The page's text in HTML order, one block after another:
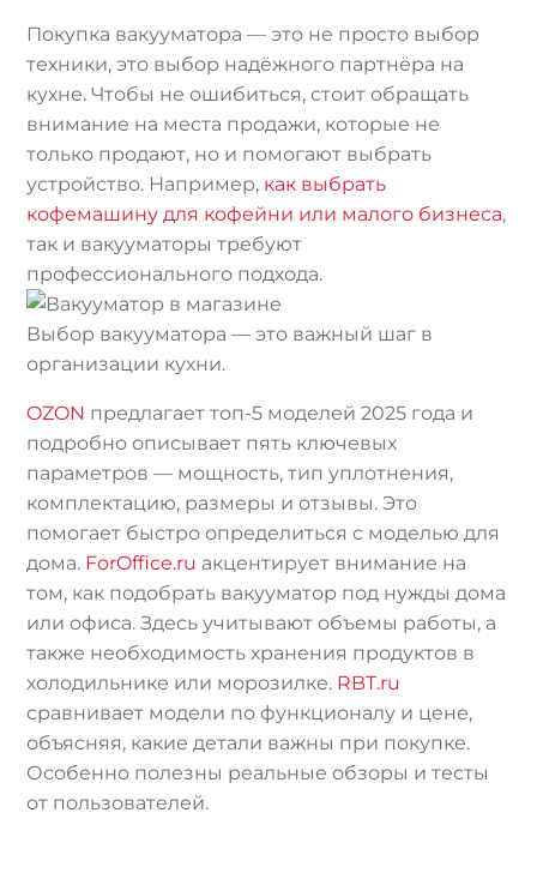
Покупка вакууматора — это не просто выбор
техники, это выбор надёжного партнёра на
кухне. Чтобы не ошибиться, стоит обращать
внимание на места продажи, которые не
только продают, но и помогают выбрать
устройство. Например, как выбрать
кофемашину для кофейни или малого бизнеса,
так и вакууматоры требуют
профессионального подхода.
Выбор вакууматора — это важный шаг в
организации кухни.
OZON предлагает топ-5 моделей 2025 года и
подробно описывает пять ключевых
параметров — мощность, тип уплотнения,
комплектацию, размеры и отзывы. Это
помогает быстро определиться с моделью для
дома. ForOffice.ru акцентирует внимание на
том, как подобрать вакууматор под нужды дома
или офиса. Здесь учитывают объемы работы, а
также необходимость хранения продуктов в
холодильнике или морозилке. RBT.ru
сравнивает модели по функционалу и цене,
объясняя, какие детали важны при покупке.
Особенно полезны реальные обзоры и тесты
от пользователей.